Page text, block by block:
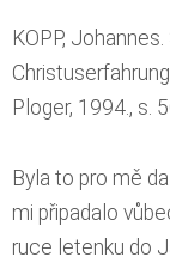
KOPP,
Ploger, 1994., s.
Byla to pro mě
mi připadalo
ruce letenku do